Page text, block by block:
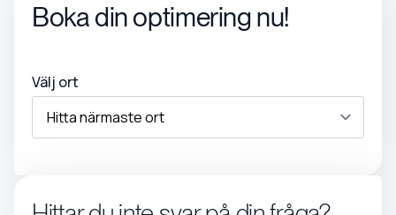
Boka din optimering nu!
Välj ort